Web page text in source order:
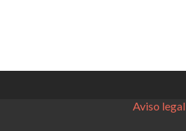
Aviso legal